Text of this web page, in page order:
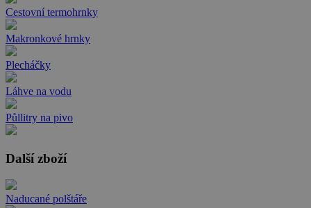
Cestovní termohrnky
Makronkové hrnky
Plecháčky
Láhve na vodu
Půllitry na pivo
Další zboží
Naducané polštáře